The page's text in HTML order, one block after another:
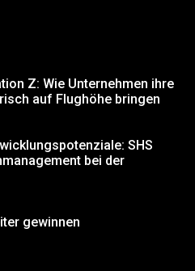
Z: Wie Unternehmen ihre
auf Flughöhe bringen
SHS
bei der
gewinnen